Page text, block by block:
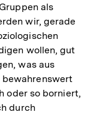
als
wir, gerade
wollen, gut
was aus
bewahrenswert
oder so borniert,
durch